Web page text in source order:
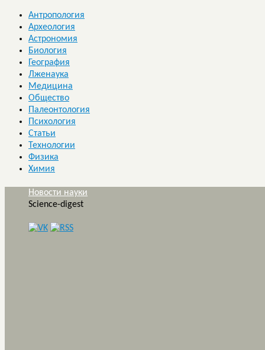
Антропология
Археология
Астрономия
Биология
География
Лженаука
Медицина
Общество
Палеонтология
Психология
Статьи
Технологии
Физика
Химия
Новости науки
Science-digest